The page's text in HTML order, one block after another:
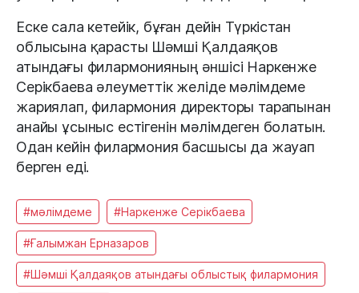
Еске сала кетейік, бұған дейін Түркістан
облысына қарасты Шәмші Қалдаяқов
атындағы филармонияның әншісі Наркенже
Серікбаева әлеуметтік желіде мәлімдеме
жариялап, филармония директоры тарапынан
анайы ұсыныс естігенін мәлімдеген болатын.
Одан кейін филармония басшысы да жауап
берген еді.
#мәлімдеме #Наркенже Серікбаева
#Ғалымжан Ерназаров
#Шәмші Қалдаяқов атындағы облыстық филармония